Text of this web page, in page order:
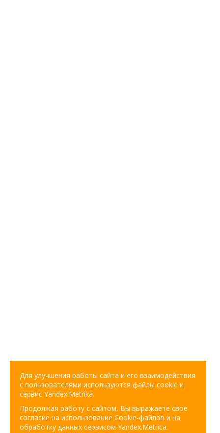
Для улучшения работы сайта и его взаимодействия
с пользователями используются файлы cookie и
сервис Yandex.Metrika.
Продолжая работу с сайтом, Вы выражаете свое
согласие на использование Cookie-файлов и на
обработку данных сервисом Yandex.Metrica.